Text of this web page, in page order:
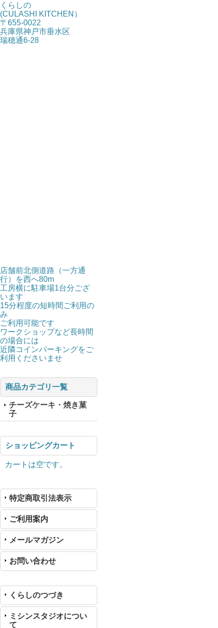
くらしの
(CULASHI KITCHEN）
〒655-0022
兵庫県神戸市垂水区
瑞穂通6-28
店舗前北側道路（一方通
行）を西へ80m
工房横に駐車場1台分ござ
います
15分程度の短時間ご利用の
み
ご利用可能です
ワークショップなど長時間
の場合には
近隣コインパーキングをご
利用くださいませ
商品カテゴリ一覧
チーズケーキ・焼き菓
子
ショッピングカート
カートは空です。
特定商取引法表示
ご利用案内
メールマガジン
お問い合わせ
くらしのつづき
ミシンスタジオについ
て